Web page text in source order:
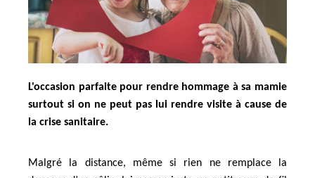
L'occasion parfaite pour rendre hommage à sa mamie
surtout si on ne peut pas lui rendre visite à cause de
la crise sanitaire.
Malgré la distance, même si rien ne remplace la